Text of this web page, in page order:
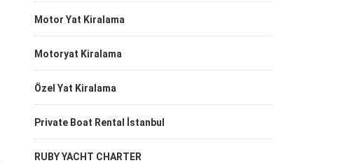
Motor Yat Kiralama
Motoryat Kiralama
Özel Yat Kiralama
Private Boat Rental İstanbul
RUBY YACHT CHARTER